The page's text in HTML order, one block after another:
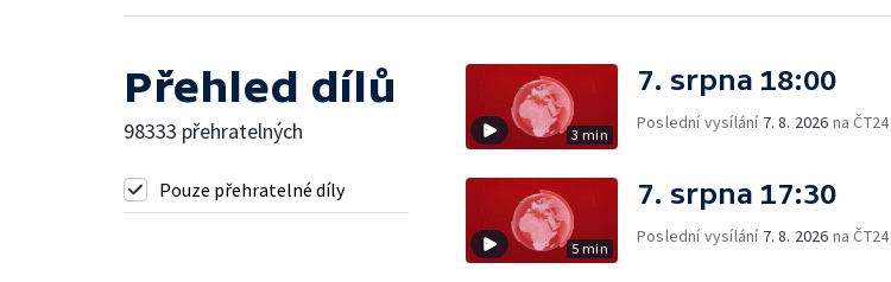
Přehled dílů
98333 přehratelných
Pouze přehratelné díly
3 min
7. srpna 18:00
Poslední vysílání 7. 8. 2026 na ČT24
5 min
7. srpna 17:30
Poslední vysílání 7. 8. 2026 na ČT24